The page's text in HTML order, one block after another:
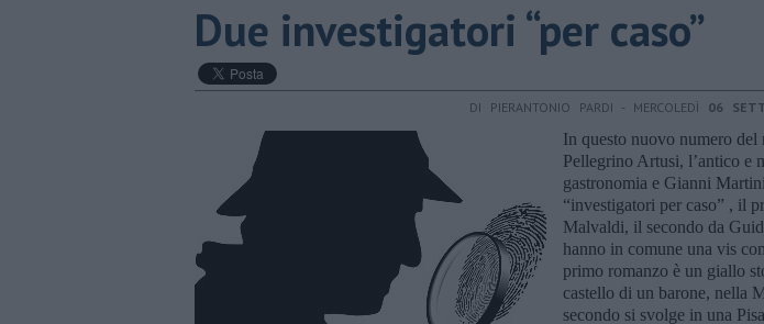
​Due investigatori “per caso”
DI PIERANTONIO PARDI - MERCOLEDÌ 06
In questo nuovo numero
Pellegrino Artusi, l’antico e
gastronomia e Gianni
“investigatori per caso” , il
Malvaldi, il secondo da
hanno in comune una vis
primo romanzo è un giallo
castello di un barone, nella
secondo si svolge in una